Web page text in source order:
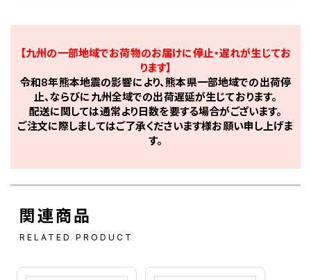
【九州の一部地域でお荷物のお届けに停止・遅れが生じてお
ります】
令和8年熊本地震の影響により、熊本県一部地域での出荷停
止、ならびに九州全域での出荷遅延が生じております。
配送に関しては通常より日数を要する場合がございます。
ご注文に際しましてはご了承くださいます様お願い申し上げま
す。
関連商品
RELATED PRODUCT